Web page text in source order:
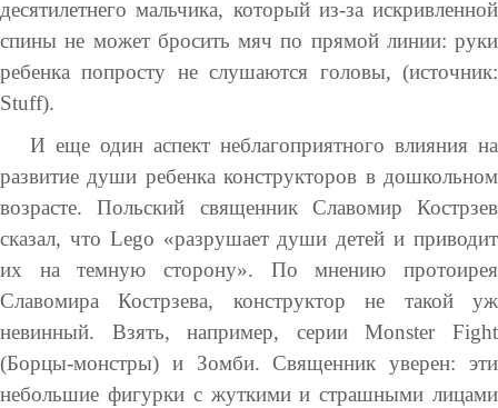
десятилетнего мальчика, который из-за искривленной
спины не может бросить мяч по прямой линии: руки
ребенка попросту не слушаются головы, (источник:
Stuff).
И еще один аспект неблагоприятного влияния на
развитие души ребенка конструкторов в дошкольном
возрасте. Польский священник Славомир Кострзев
сказал, что Lego «разрушает души детей и приводит
их на темную сторону». По мнению протоирея
Славомира Кострзева, конструктор не такой уж
невинный. Взять, например, серии Monster Fight
(Борцы-монстры) и Зомби. Священник уверен: эти
небольшие фигурки с жуткими и страшными лицами